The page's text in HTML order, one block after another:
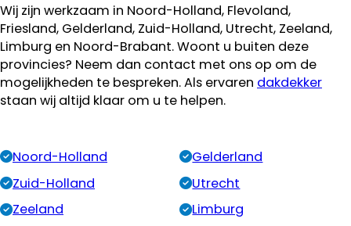
waarbij ons
vooral de
nette manier
van werken
opviel, alle
Wij zijn werkzaam in Noord-Holland, Flevoland,
Friesland, Gelderland, Zuid-Holland, Utrecht, Zeeland,
Limburg en Noord-Brabant. Woont u buiten deze
provincies? Neem dan contact met ons op om de
mogelijkheden te bespreken. Als ervaren dakdekker
staan wij altijd klaar om u te helpen.
Noord-Holland
Gelderland
Zuid-Holland
Utrecht
Zeeland
Limburg